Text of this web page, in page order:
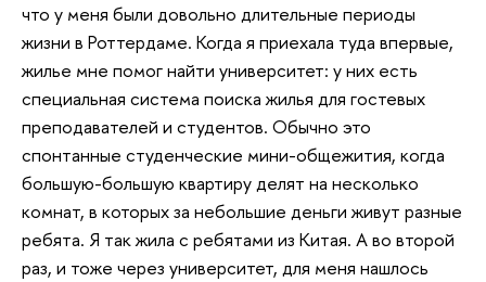
что у меня были довольно длительные периоды
жизни в Роттердаме. Когда я приехала туда впервые,
жилье мне помог найти университет: у них есть
специальная система поиска жилья для гостевых
преподавателей и студентов. Обычно это
спонтанные студенческие мини-общежития, когда
большую-большую квартиру делят на несколько
комнат, в которых за небольшие деньги живут разные
ребята. Я так жила с ребятами из Китая. А во второй
раз, и тоже через университет, для меня нашлось